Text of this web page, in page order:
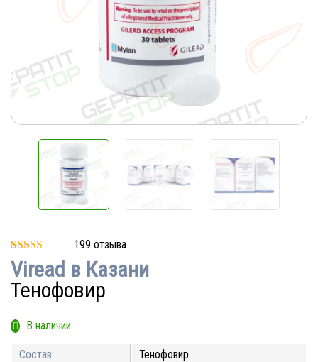
Рейтинг
4.86 из 5 на
основе
опроса
14
пользователей
199 отзыва
Viread в Казани
Тенофовир
В наличии
Состав:
Тенофовир